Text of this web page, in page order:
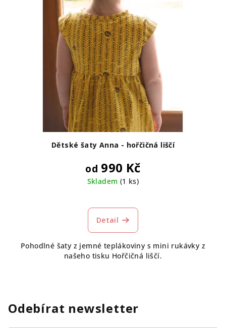
Dětské šaty Anna - hořčičná liščí
od 990 Kč
Skladem (1 ks)
Detail
Pohodlné šaty z jemné teplákoviny s mini rukávky z
našeho tisku Hořčičná liščí.
Odebírat newsletter